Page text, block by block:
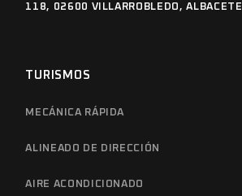
118, 02600 VILLARROBLEDO, ALBACETE
TURISMOS
MECÁNICA RÁPIDA
ALINEADO DE DIRECCIÓN
AIRE ACONDICIONADO